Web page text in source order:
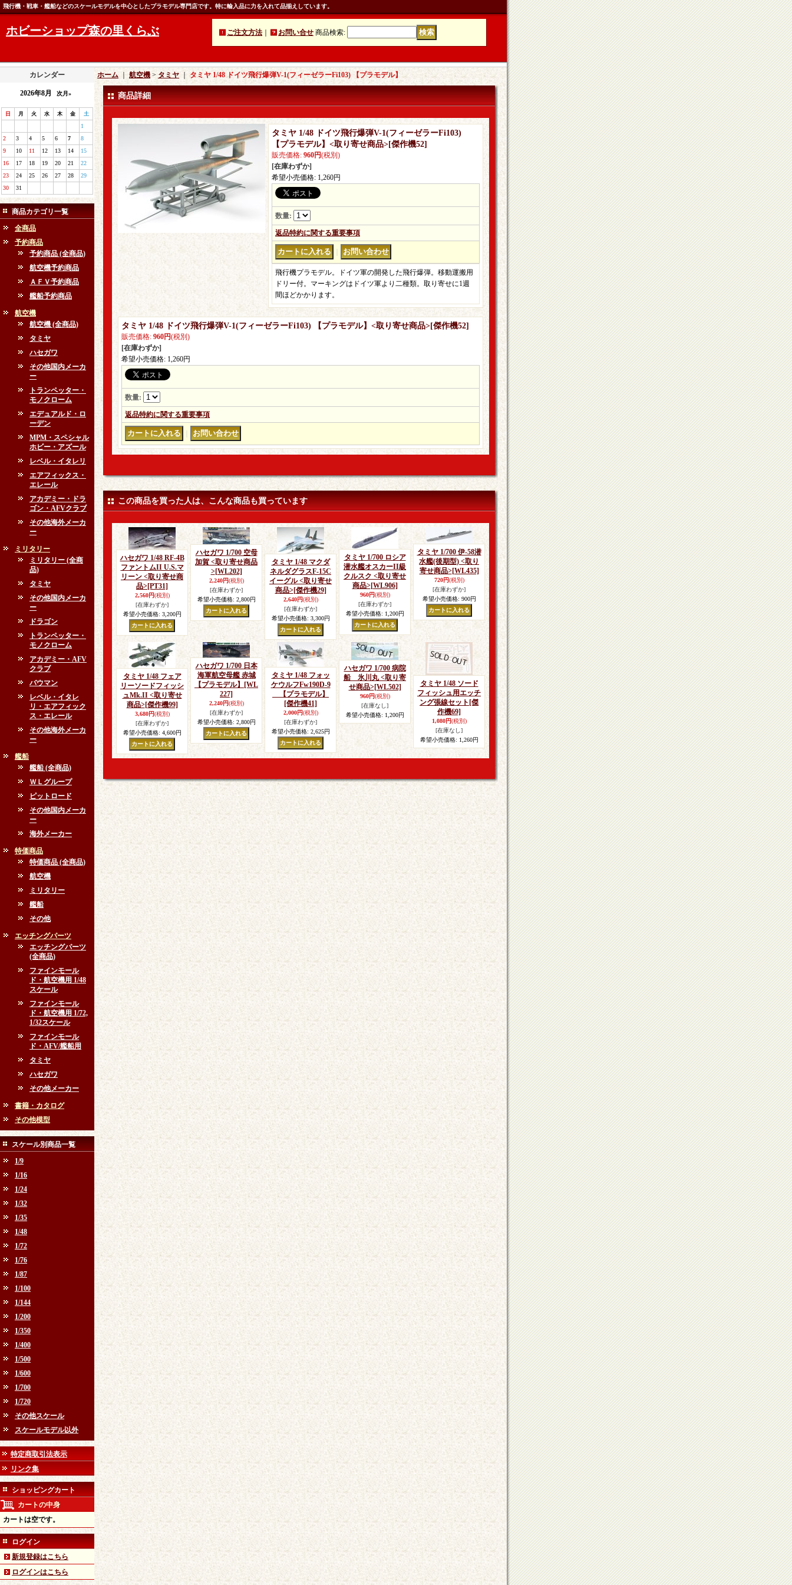
飛行機・戦車・艦船などのスケールモデルを中心としたプラモデル専門店です。特に輸入品に力を入れて品揃えしています。
ホビーショップ森の里くらぶ ご注文方法 お問い合せ 商品検索:
カレンダー
2026年8月 次月»
日 月 火 水 木 金 土
1
2
3 4 5 6 7
8
9
10 11 12 13 14
15
16
17 18 19 20 21
22
23
24 25 26 27 28
29
30
31
商品カテゴリ一覧
全商品
予約商品
予約商品 (全商品)
航空機予約商品
ＡＦＶ予約商品
艦船予約商品
航空機
航空機 (全商品)
タミヤ
ハセガワ
その他国内メーカ
ー
トランペッター・
モノクローム
エデュアルド・ロ
ーデン
MPM・スペシャル
ホビー・アズール
レベル・イタレリ
エアフィックス・
エレール
アカデミー・ドラ
ゴン・AFVクラブ
その他海外メーカ
ー
ミリタリー
ミリタリー (全商
品)
タミヤ
その他国内メーカ
ー
ドラゴン
トランペッター・
モノクローム
アカデミー・AFV
クラブ
バウマン
レベル・イタレ
リ・エアフィック
ス・エレール
その他海外メーカ
ー
艦船
艦船 (全商品)
ＷＬグループ
ピットロード
その他国内メーカ
ー
海外メーカー
特価商品
特価商品 (全商品)
航空機
ミリタリー
艦船
その他
エッチングパーツ
エッチングパーツ
(全商品)
ファインモール
ド・航空機用 1/48
スケール
ファインモール
ド・航空機用 1/72,
1/32スケール
ファインモール
ド・AFV/艦船用
タミヤ
ハセガワ
その他メーカー
書籍・カタログ
その他模型
スケール別商品一覧
1/9
1/16
1/24
1/32
1/35
1/48
1/72
1/76
1/87
1/100
1/144
1/200
1/350
1/400
1/500
1/600
1/700
1/720
その他スケール
スケールモデル以外
特定商取引法表示
リンク集
ショッピングカート
カートの中身
カートは空です。
ログイン
新規登録はこちら
ログインはこちら
ホーム 航空機 > タミヤ ｜タミヤ 1/48 ドイツ飛行爆弾V-1(フィーゼラーFi103) 【プラモデル】
商品詳細
タミヤ 1/48 ドイツ飛行爆弾V-1(フィーゼラーFi103)
【プラモデル】<取り寄せ商品>[傑作機52]
販売価格: 960円(税別)
[在庫わずか]
希望小売価格: 1,260円
数量:
返品特約に関する重要事項
飛行機プラモデル。ドイツ軍の開発した飛行爆弾。移動運搬用
ドリー付。マーキングはドイツ軍より二種類。取り寄せに1週
間ほどかかります。
タミヤ 1/48 ドイツ飛行爆弾V-1(フィーゼラーFi103) 【プラモデル】<取り寄せ商品>[傑作機52]
販売価格: 960円(税別)
[在庫わずか]
希望小売価格: 1,260円
数量:
返品特約に関する重要事項
この商品を買った人は、こんな商品も買っています
ハセガワ 1/48 RF-4B
ファントムII U.S.マ
リーン <取り寄せ商
品>[PT31]
2,560円(税別)
[在庫わずか]
希望小売価格: 3,200円
ハセガワ 1/700 空母
加賀 <取り寄せ商品
>[WL202]
2,240円(税別)
[在庫わずか]
希望小売価格: 2,800円
タミヤ 1/48 マクダ
ネルダグラスF-15C
イーグル <取り寄せ
商品>[傑作機29]
2,640円(税別)
[在庫わずか]
希望小売価格: 3,300円
タミヤ 1/700 ロシア
潜水艦オスカーII級
クルスク <取り寄せ
商品>[WL906]
960円(税別)
[在庫わずか]
希望小売価格: 1,200円
タミヤ 1/700 伊-58潜
水艦(後期型) <取り
寄せ商品>[WL435]
720円(税別)
[在庫わずか]
希望小売価格: 900円
タミヤ 1/48 フェア
リーソードフィッシ
ュMk.II <取り寄せ
商品>[傑作機99]
3,680円(税別)
[在庫わずか]
希望小売価格: 4,600円
ハセガワ 1/700 日本
海軍航空母艦 赤城
【プラモデル】
[WL
227]
2,240円(税別)
[在庫わずか]
希望小売価格: 2,800円
タミヤ 1/48 フォッ
ケウルフFw190D-9
【プラモデル】
[傑作機41]
2,000円(税別)
[在庫わずか]
希望小売価格: 2,625円
ハセガワ 1/700 病院
船 氷川丸 <取り寄
せ商品>[WL502]
960円(税別)
[在庫なし]
希望小売価格: 1,200円
タミヤ 1/48 ソード
フィッシュ用エッチ
ング張線セット [傑
作機69]
1,080円(税別)
[在庫なし]
希望小売価格: 1,260円